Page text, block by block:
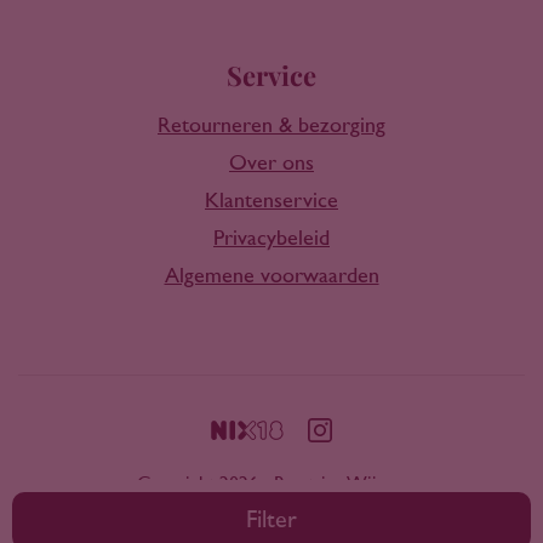
Filter
Service
Retourneren & bezorging
Over ons
Klantenservice
Privacybeleid
Algemene voorwaarden
Copyright 2026 - Rootring Wijnen